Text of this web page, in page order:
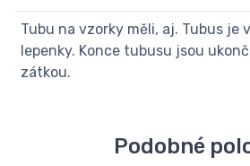
Tubu na vzorky měli, aj. Tubus je
lepenky. Konce tubusu jsou
zátkou.
Podobné